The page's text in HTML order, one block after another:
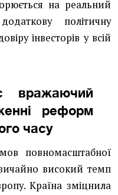
на реальний
політичну
інвесторів у всій
вражаючий
реформ
часу
повномасштабної
високий темп
Країна зміцнила